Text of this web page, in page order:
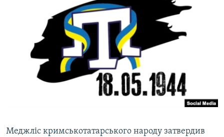
СПЕЦПРОЕКТИ
ДЕПОРТАЦІЯ
ВІДЕОУРОКИ «ELIFBE»
СВІДЧЕННЯ ОКУПАЦІЇ
УКРАЇНСЬКА ПРОБЛЕМА КРИМУ
ЯК ОБІЙТИ БЛОКУВАННЯ
Русский
Qırımtatar
Меджліс кримськотатарського народу затвердив